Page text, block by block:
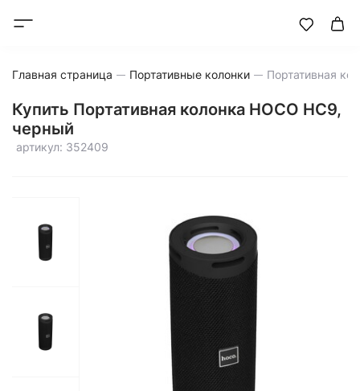
Главная страница Портативные колонки
Купить Портативная колонка HOCO HC9,
черный
артикул: 352409